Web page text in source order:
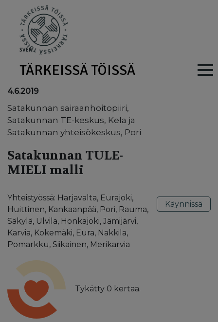
SVEN
TÄRKEISSÄ TÖISSÄ Main
4.6.2019
Satakunnan sairaanhoitopiiri,
Satakunnan TE-keskus, Kela ja
Satakunnan yhteisökeskus, Pori
Satakunnan TULE-
MIELI malli
Yhteistyössä: Harjavalta, Eurajoki,
Huittinen, Kankaanpää, Pori, Rauma,
Säkylä, Ulvila, Honkajoki, Jämijärvi,
Karvia, Kokemäki, Eura, Nakkila,
Pomarkku, Siikainen, Merikarvia
Tykätty 0 kertaa.
Käynnissä